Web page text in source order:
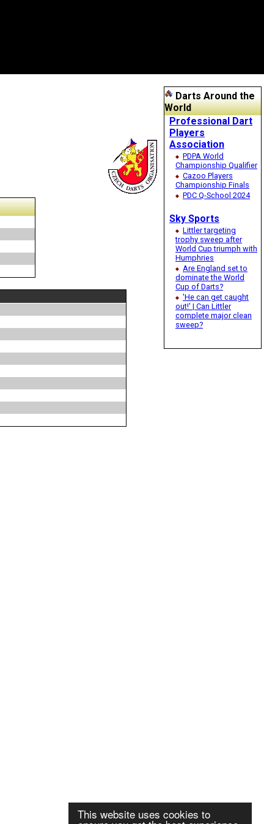
This website uses cookies to
Darts Around the
World
Professional Dart
Players
Association
PDPA World
Championship Qualifier
Cazoo Players
Championship Finals
PDC Q-School 2024
Sky Sports
Littler targeting
trophy sweep after
World Cup triumph with
Humphries
Are England set to
dominate the World
Cup of Darts?
'He can get caught
out!' | Can Littler
complete major clean
sweep?